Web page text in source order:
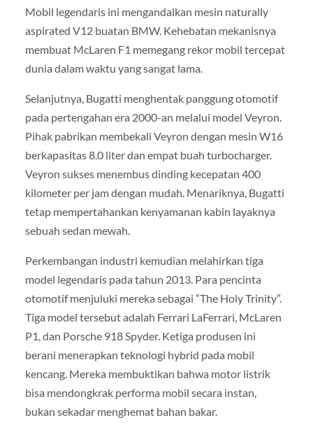
Mobil legendaris ini mengandalkan mesin naturally
aspirated V12 buatan BMW. Kehebatan mekanisnya
membuat McLaren F1 memegang rekor mobil tercepat
dunia dalam waktu yang sangat lama.
Selanjutnya, Bugatti menghentak panggung otomotif
pada pertengahan era 2000-an melalui model Veyron.
Pihak pabrikan membekali Veyron dengan mesin W16
berkapasitas 8.0 liter dan empat buah turbocharger.
Veyron sukses menembus dinding kecepatan 400
kilometer per jam dengan mudah. Menariknya, Bugatti
tetap mempertahankan kenyamanan kabin layaknya
sebuah sedan mewah.
Perkembangan industri kemudian melahirkan tiga
model legendaris pada tahun 2013. Para pencinta
otomotif menjuluki mereka sebagai “The Holy Trinity”.
Tiga model tersebut adalah Ferrari LaFerrari, McLaren
P1, dan Porsche 918 Spyder. Ketiga produsen ini
berani menerapkan teknologi hybrid pada mobil
kencang. Mereka membuktikan bahwa motor listrik
bisa mendongkrak performa mobil secara instan,
bukan sekadar menghemat bahan bakar.